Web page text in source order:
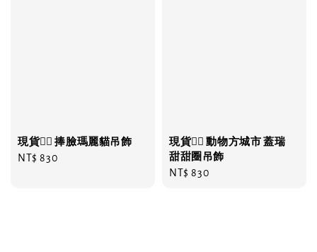
現貨❤️‍🔥 捧臉瑪麗貓吊飾
Regular
NT$ 830
現貨❤️‍🔥 動物方城市 蓋瑞
甜甜圈吊飾
Regular
NT$ 830